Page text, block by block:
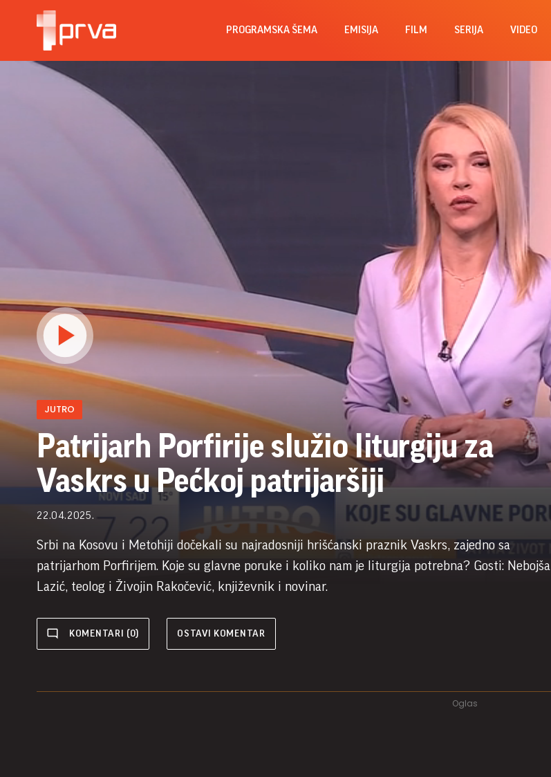
PROGRAMSKA ŠEMA EMISIJA FILM SERIJA VIDEO
JUTRO
Patrijarh Porfirije služio liturgiju za
Vaskrs u Pećkoj patrijaršiji
22.04.2025.
Srbi na Kosovu i Metohiji dočekali su najradosniji hrišćanski praznik Vaskrs, zajedno sa
patrijarhom Porfirijem. Koje su glavne poruke i koliko nam je liturgija potrebna? Gosti: Nebojša
Lazić, teolog i Živojin Rakočević, književnik i novinar.
KOMENTARI (0) OSTAVI KOMENTAR